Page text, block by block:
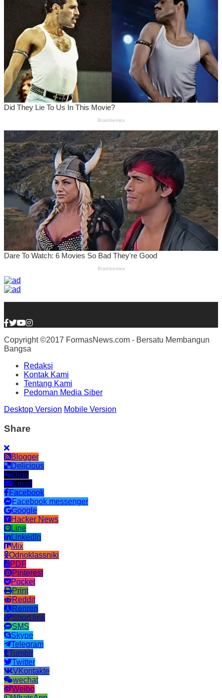
Copyright ©2017 FormasNews.com - Bersatu Membangun
Bangsa
Redaksi
Kontak Kami
Tentang Kami
Pedoman Media Siber
Desktop Version Mobile Version
Share
Blogger
Delicious
Digg
Email
Facebook
Facebook messenger
Google
Hacker News
Line
LinkedIn
Mix
Odnoklassniki
PDF
Pinterest
Pocket
Print
Reddit
Renren
Short link
SMS
Skype
Telegram
Tumblr
Twitter
VKontakte
wechat
Weibo